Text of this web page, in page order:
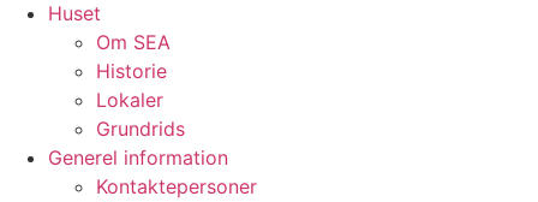
Huset
Om SEA
Historie
Lokaler
Grundrids
Generel information
Kontaktepersoner